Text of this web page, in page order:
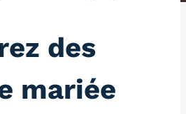
des
mariée